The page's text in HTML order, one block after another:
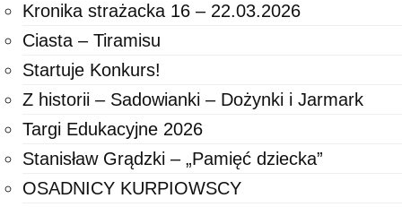
Kronika strażacka 16 – 22.03.2026
Ciasta – Tiramisu
Startuje Konkurs!
Z historii – Sadowianki – Dożynki i Jarmark
Targi Edukacyjne 2026
Stanisław Grądzki – „Pamięć dziecka”
OSADNICY KURPIOWSCY